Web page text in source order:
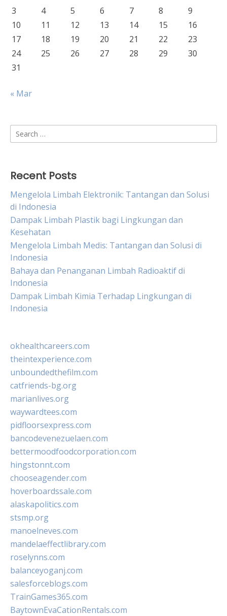
3
4 5 6 7 8
9
10
11 12 13 14 15
16
17
18 19 20 21 22
23
24
25 26 27 28 29
30
31
« Mar
Search
for:
Recent Posts
Mengelola Limbah Elektronik: Tantangan dan Solusi
di Indonesia
Dampak Limbah Plastik bagi Lingkungan dan
Kesehatan
Mengelola Limbah Medis: Tantangan dan Solusi di
Indonesia
Bahaya dan Penanganan Limbah Radioaktif di
Indonesia
Dampak Limbah Kimia Terhadap Lingkungan di
Indonesia
okhealthcareers.com
theintexperience.com
unboundedthefilm.com
catfriends-bg.org
marianlives.org
waywardtees.com
pidfloorsexpress.com
bancodevenezuelaen.com
bettermoodfoodcorporation.com
hingstonnt.com
chooseagender.com
hoverboardssale.com
alaskapolitics.com
stsmp.org
manoelneves.com
mandelaeffectlibrary.com
roselynns.com
balanceyoganj.com
salesforceblogs.com
TrainGames365.com
BaytownEvaCationRentals.com